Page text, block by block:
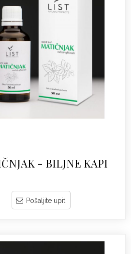
- BILJNE KAPI
Pošaljite upit